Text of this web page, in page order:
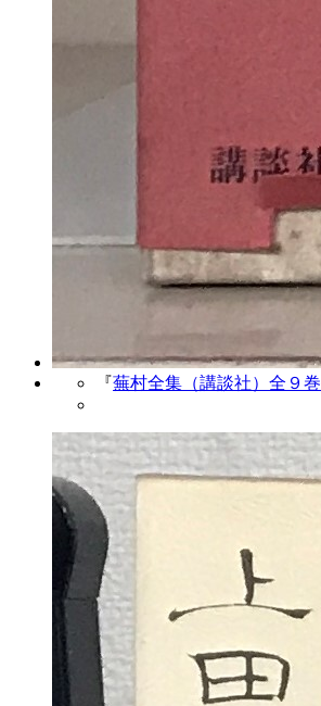
『蕪村全集（講談社）全９巻